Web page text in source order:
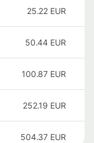
25.22 EUR
50.44 EUR
100.87 EUR
252.19 EUR
504.37 EUR